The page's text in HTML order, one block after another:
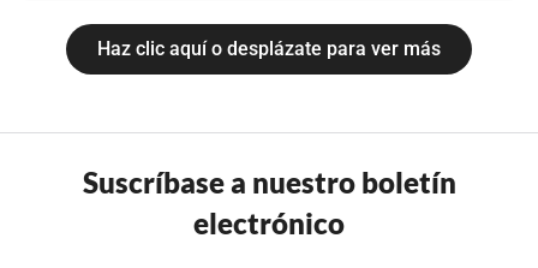
Haz clic aquí o desplázate para ver más
Suscríbase a nuestro boletín
electrónico